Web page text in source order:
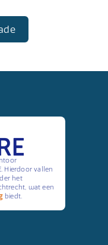
Hierdoor vallen
het
wat een
biedt.